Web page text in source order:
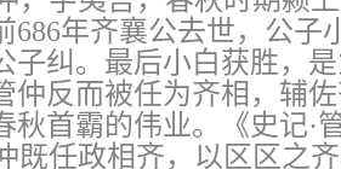
686年齐襄公去世，公
子纠。最后小白获胜，
仲反而被任为齐相，辅
秋首霸的伟业。《史记·
既任政相齐，以区区之